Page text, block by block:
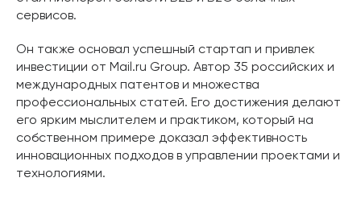
сервисов.
Он также основал успешный стартап и привлек
инвестиции от Mail.ru Group. Автор 35 российских и
международных патентов и множества
профессиональных статей. Его достижения делают
его ярким мыслителем и практиком, который на
собственном примере доказал эффективность
инновационных подходов в управлении проектами и
технологиями.